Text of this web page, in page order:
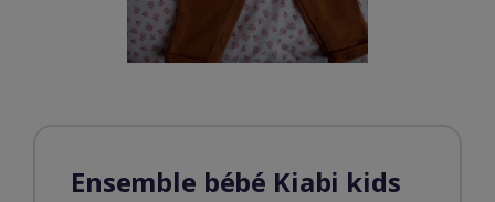
Ensemble bébé Kiabi kids